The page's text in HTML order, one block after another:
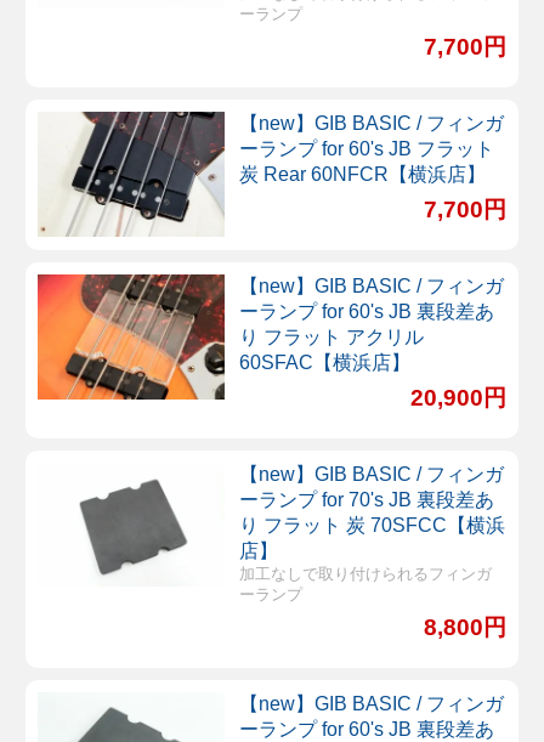
ーランプ
7,700円
【new】GIB BASIC / フィンガ
ーランプ for 60's JB フラット
炭 Rear 60NFCR【横浜店】
7,700円
【new】GIB BASIC / フィンガ
ーランプ for 60's JB 裏段差あ
り フラット アクリル
60SFAC【横浜店】
20,900円
【new】GIB BASIC / フィンガ
ーランプ for 70's JB 裏段差あ
り フラット 炭 70SFCC【横浜
店】
加工なしで取り付けられるフィンガ
ーランプ
8,800円
【new】GIB BASIC / フィンガ
ーランプ for 60's JB 裏段差あ